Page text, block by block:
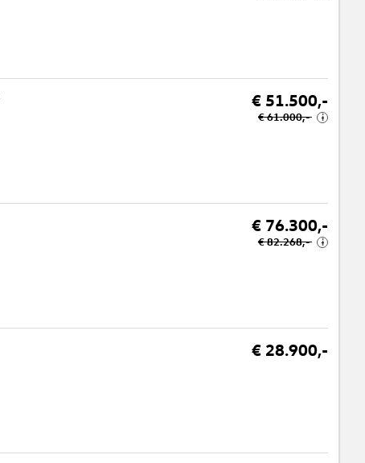
€ 51.500,-
€ 61.000,- i
€ 76.300,-
€ 82.268,- i
€ 28.900,-